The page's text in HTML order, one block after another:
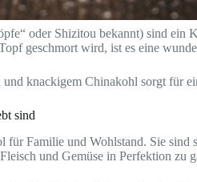
oder Shizitou bekannt) sind ein
geschmort wird, ist es eine
knackigem Chinakohl sorgt für
sind
für Familie und Wohlstand. Sie
und Gemüse in Perfektion zu